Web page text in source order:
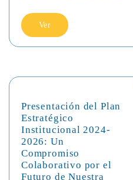
Ver
Presentación del Plan
Estratégico
Institucional 2024-
2026: Un
Compromiso
Colaborativo por el
Futuro de Nuestra